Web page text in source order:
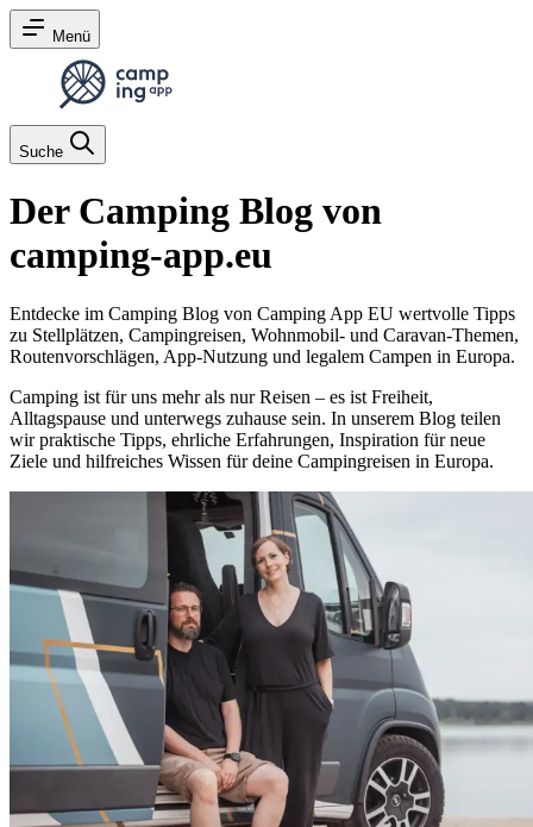
Menü
Suche
Der Camping Blog von
camping-app.eu
Entdecke im Camping Blog von Camping App EU wertvolle Tipps
zu Stellplätzen, Campingreisen, Wohnmobil- und Caravan-Themen,
Routenvorschlägen, App-Nutzung und legalem Campen in Europa.
Camping ist für uns mehr als nur Reisen – es ist Freiheit,
Alltagspause und unterwegs zuhause sein. In unserem Blog teilen
wir praktische Tipps, ehrliche Erfahrungen, Inspiration für neue
Ziele und hilfreiches Wissen für deine Campingreisen in Europa.